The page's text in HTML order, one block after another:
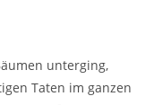
unterging,
Taten im ganzen